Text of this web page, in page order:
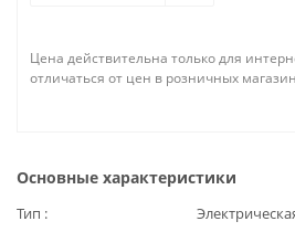
Цена действительна только для
отличаться от цен в розничных
Основные характеристики
Тип